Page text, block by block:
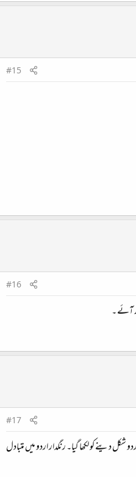
#15
#16
آئے ۔
#17
شکل دینے کو لکھا گیا۔ رنگدار اردو میں متبادل